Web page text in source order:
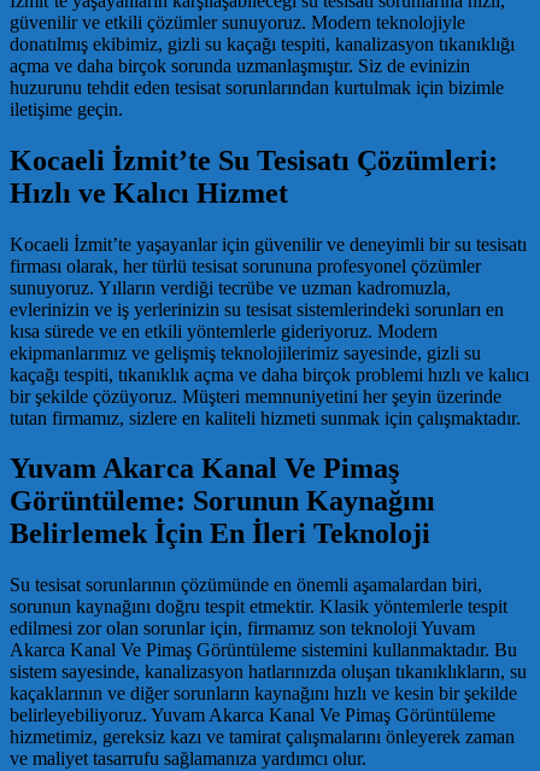
güvenilir ve etkili çözümler sunuyoruz. Modern teknolojiyle
donatılmış ekibimiz, gizli su kaçağı tespiti, kanalizasyon tıkanıklığı
açma ve daha birçok sorunda uzmanlaşmıştır. Siz de evinizin
huzurunu tehdit eden tesisat sorunlarından kurtulmak için bizimle
iletişime geçin.
Kocaeli İzmit’te Su Tesisatı Çözümleri:
Hızlı ve Kalıcı Hizmet
Kocaeli İzmit’te yaşayanlar için güvenilir ve deneyimli bir su tesisatı
firması olarak, her türlü tesisat sorununa profesyonel çözümler
sunuyoruz. Yılların verdiği tecrübe ve uzman kadromuzla,
evlerinizin ve iş yerlerinizin su tesisat sistemlerindeki sorunları en
kısa sürede ve en etkili yöntemlerle gideriyoruz. Modern
ekipmanlarımız ve gelişmiş teknolojilerimiz sayesinde, gizli su
kaçağı tespiti, tıkanıklık açma ve daha birçok problemi hızlı ve kalıcı
bir şekilde çözüyoruz. Müşteri memnuniyetini her şeyin üzerinde
tutan firmamız, sizlere en kaliteli hizmeti sunmak için çalışmaktadır.
Yuvam Akarca Kanal Ve Pimaş
Görüntüleme: Sorunun Kaynağını
Belirlemek İçin En İleri Teknoloji
Su tesisat sorunlarının çözümünde en önemli aşamalardan biri,
sorunun kaynağını doğru tespit etmektir. Klasik yöntemlerle tespit
edilmesi zor olan sorunlar için, firmamız son teknoloji Yuvam
Akarca Kanal Ve Pimaş Görüntüleme sistemini kullanmaktadır. Bu
sistem sayesinde, kanalizasyon hatlarınızda oluşan tıkanıklıkların, su
kaçaklarının ve diğer sorunların kaynağını hızlı ve kesin bir şekilde
belirleyebiliyoruz. Yuvam Akarca Kanal Ve Pimaş Görüntüleme
hizmetimiz, gereksiz kazı ve tamirat çalışmalarını önleyerek zaman
ve maliyet tasarrufu sağlamanıza yardımcı olur.